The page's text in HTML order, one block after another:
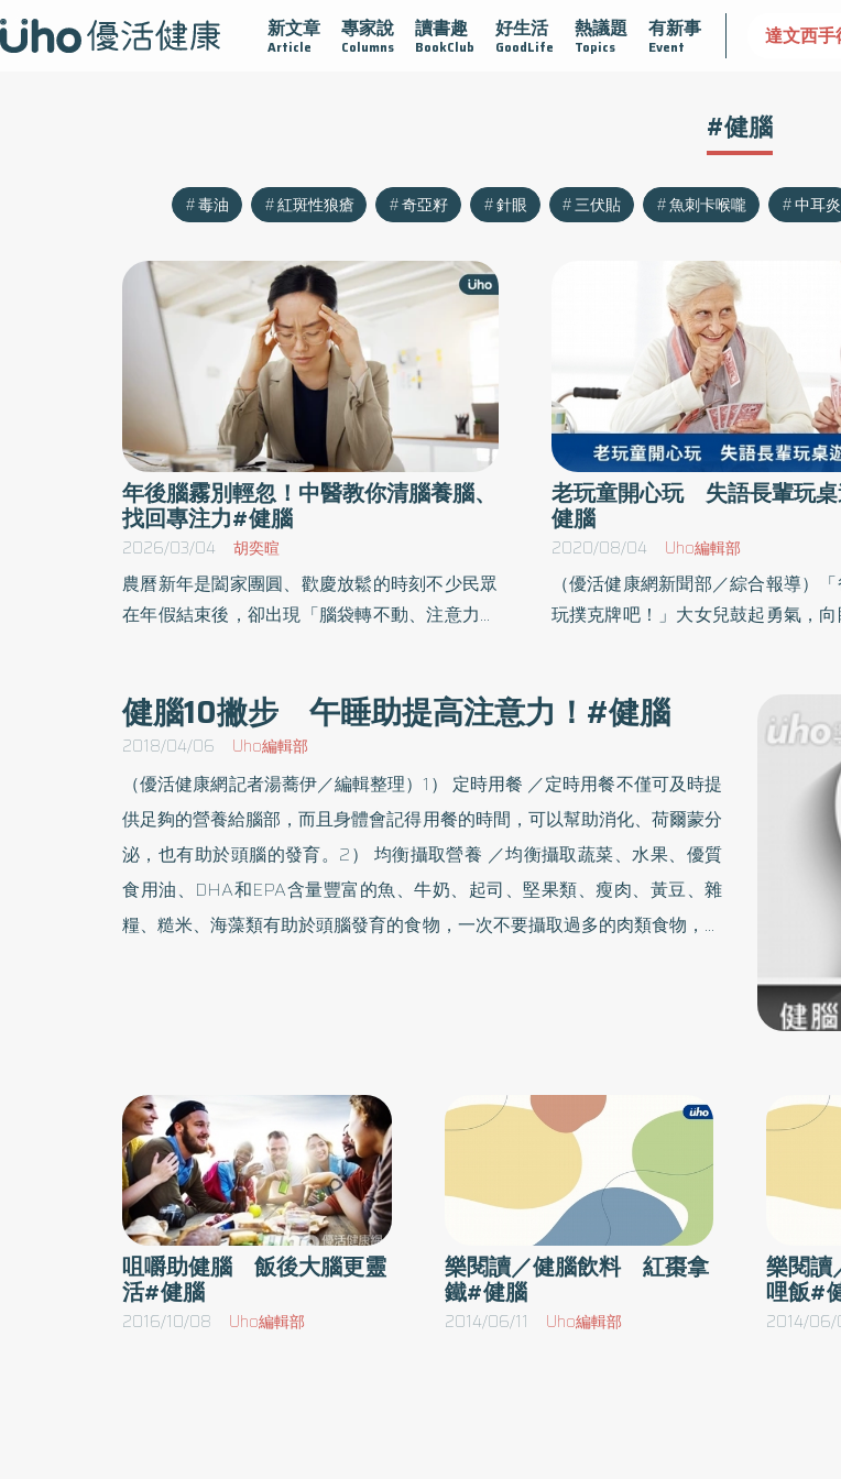
新文章
Article
專家說
Columns
讀書趣
BookClub
好生活
GoodLife
熱議題
Topics
有新事
Event
黏 守護腺在 疫情保衛戰 再生醫學 愛的未來視 認識攝護腺肥大 守護骨骼健康 達文西
#健腦
毒油 紅斑性狼瘡 奇亞籽 針眼 三伏貼 魚刺卡喉嚨 中耳炎
年後腦霧別輕忽！中醫教你清腦養腦、
找回專注力#健腦
2026/03/04 胡奕暄
農曆新年是闔家團圓、歡慶放鬆的時刻不少民眾
在年假結束後，卻出現「腦袋轉不動、注意力下
過量、作息失衡、熬夜追劇或打牌，都可能造成
氣血失調、痰濁內生，進而影響大腦功能。若未
及時調整，長期下來甚至可能加速記憶力衰退。
年節常見三大傷腦習慣： 一、飲食過度油膩甜膩
年菜多以高油、高糖、高鹽為主，如佛跳牆、滷
肉、甜點零食等，容易造成脾胃負擔。中醫認為
「脾為生痰之源」，脾胃運化失常，體內易產生
痰濕，痰濁上擾清竅，就會出現頭昏腦脹、思緒
躁。 三、久坐少動、氣血循環差 連續假期活動
量下降，久坐看電視、滑手機，使氣血運行不
暢。中醫認為「腦為髓海」，氣血充足才能濡養
腦髓，若循環不良，容易產生反應遲鈍、思考變
慢的狀況。 莊可鈞分析中醫並無「大腦霧感」的
病名，臨床多歸屬於「健忘」、「眩暈」、「神
疲」、「痰迷心竅」等範疇，常見體質類型包
括： ● 痰濕體質：頭重如裹、思緒混濁、容易疲
老玩童開心玩 失語長輩玩
健腦
2020/08/04 Uho編輯部
（優活健康網新聞部／綜合報導）
玩撲克牌吧！」大女兒鼓起勇氣，向
爸因為左腦動脈梗塞導致失語症，語
達能力皆受影響，過去能和專業人
現在卻僅能理解簡單對話，很少有
應，甚至連123都數不出來，誰想得
慢跑3公里、很重視飲食且有良好
爸爸，仍然這樣遇上中風。撲克牌排
對碰也能當訓練工具桃園長庚醫院復
療師方薇嘉表示，成人語言障礙患者
自己的表達、理解能力不如從前，
互動的機會，然而愈少開口練習，
步。不過，若能將語言目標融入生
情境中將所學策略更有效、更主動
活動1：撲克牌排七活動目標理解：
型、數字順序、輪替互動、遊戲規則
用撲克牌的顏色、花色、數字訓練
語言或句型的能力。活動方式：如同
遊戲規則。遊戲過程中，參與者以
七」或固定句型「我要出方塊七」做
患者練習主動表達；輪替時，以固
健腦10撇步 午睡助提高注意力！#健腦
2018/04/06 Uho編輯部
（優活健康網記者湯蕎伊／編輯整理）1） 定時用餐 ／定時用餐不僅可及時提
供足夠的營養給腦部，而且身體會記得用餐的時間，可以幫助消化、荷爾蒙分
泌，也有助於頭腦的發育。2） 均衡攝取營養 ／均衡攝取蔬菜、水果、優質
食用油、DHA和EPA含量豐富的魚、牛奶、起司、堅果類、瘦肉、黃豆、雜
糧、糙米、海藻類有助於頭腦發育的食物，一次不要攝取過多的肉類食物，炸
幾乎不含維生素或礦物質，不僅營養價值低，還含有各種對身體不佳的添加
物，如果成長期兒童或青少年經常攝取，有可能對腦部或身體造成負面的影
響。此外，攝取過量的葡萄糖，易導致肥胖、刺激頭腦、變得急性子、注意力
降低，最好遠離好吃、簡便卻不健康的速食食物或微波食品，而是要以米飯為
主食、蔬菜和魚為副食，就是營養均衡的好菜單。4） 規律運動 ／常做運
動，可以強化頭腦控制喜悅情緒、調節呼吸、控制血壓等機能，幫助腦細胞的
生存和再生。因此，利用學習的空檔做運動，可以有效提高學習能力，適度的
咀嚼助健腦 飯後大腦更靈
活#健腦
2016/10/08 Uho編輯部
樂閱讀／健腦飲料 紅棗拿
鐵#健腦
2014/06/11 Uho編輯部
樂閱
哩飯#
2014/